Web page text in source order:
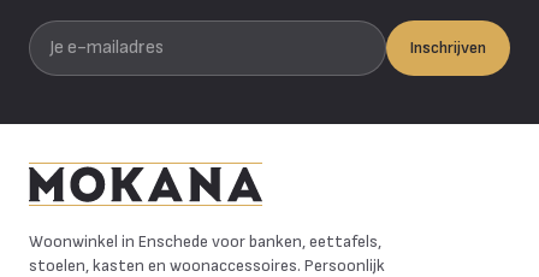
Je e-mailadres
Inschrijven
Woonwinkel in Enschede voor banken, eettafels,
stoelen, kasten en woonaccessoires. Persoonlijk